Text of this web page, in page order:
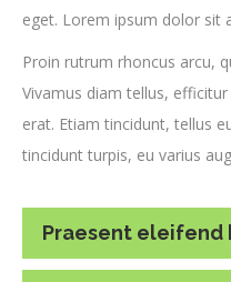
eget. Lorem ipsum dolor sit
Proin rutrum rhoncus arcu,
Vivamus diam tellus,
erat. Etiam tincidunt, tellus
tincidunt turpis, eu varius
Praesent eleifend